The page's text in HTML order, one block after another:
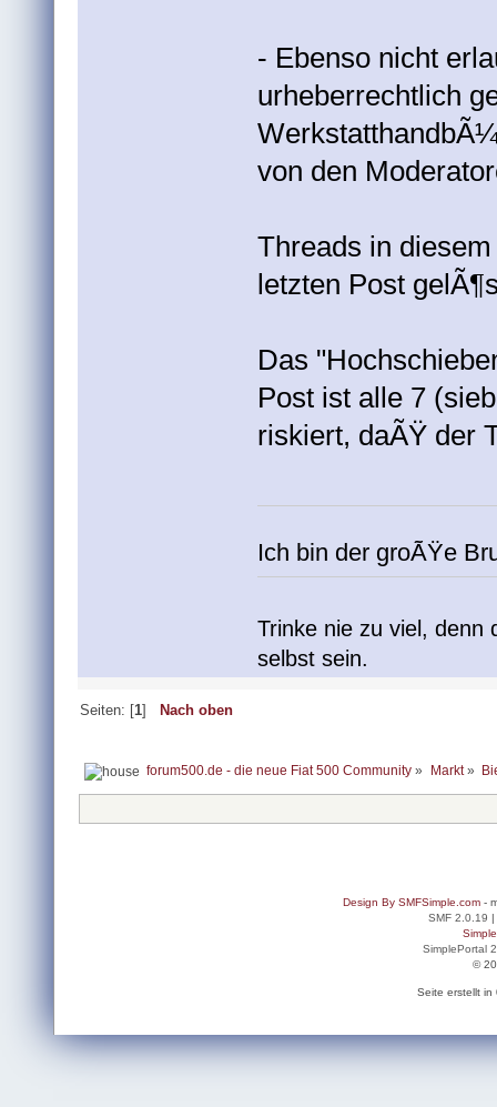
- Ebenso nicht
urheberrechtlich
von den
Threads in
letzten Post
Das
Post ist alle 7
riskiert, daÃŸ der
Ich bin der groÃŸe
Trinke nie zu viel, denn
selbst sein.
Seiten: [1] Nach oben
forum500.de - die neue Fiat 500 Community » Markt»
Design By SMFSimple.com-
SMF 2.0.19 |
SimplePortal
©
Seite erstellt in